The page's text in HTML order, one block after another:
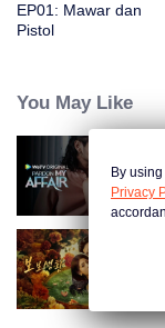
EP01: Mawar dan
Pistol
You May Like
By
Privacy